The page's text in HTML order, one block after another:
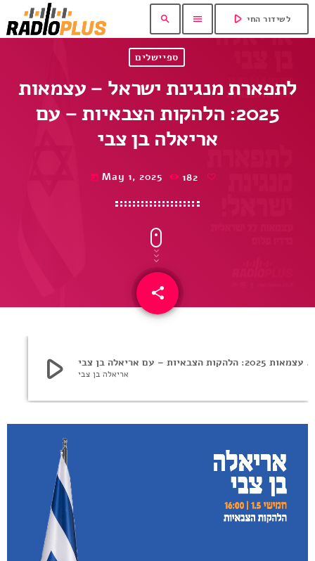
search menu play_arrow לשידור החי
ספיישלים
לתפארת מנגינת ישראל – עצמאות
2025: הלהקות הצבאיות – עם
אריאלה בן צבי
today May 1, 2025 182
share
email
play_arrow לתפארת מנגינת ישראל – עצמאות 2025: הלהקות הצבאיות – עם אריאלה בן צבי
אריאלה בן צבי